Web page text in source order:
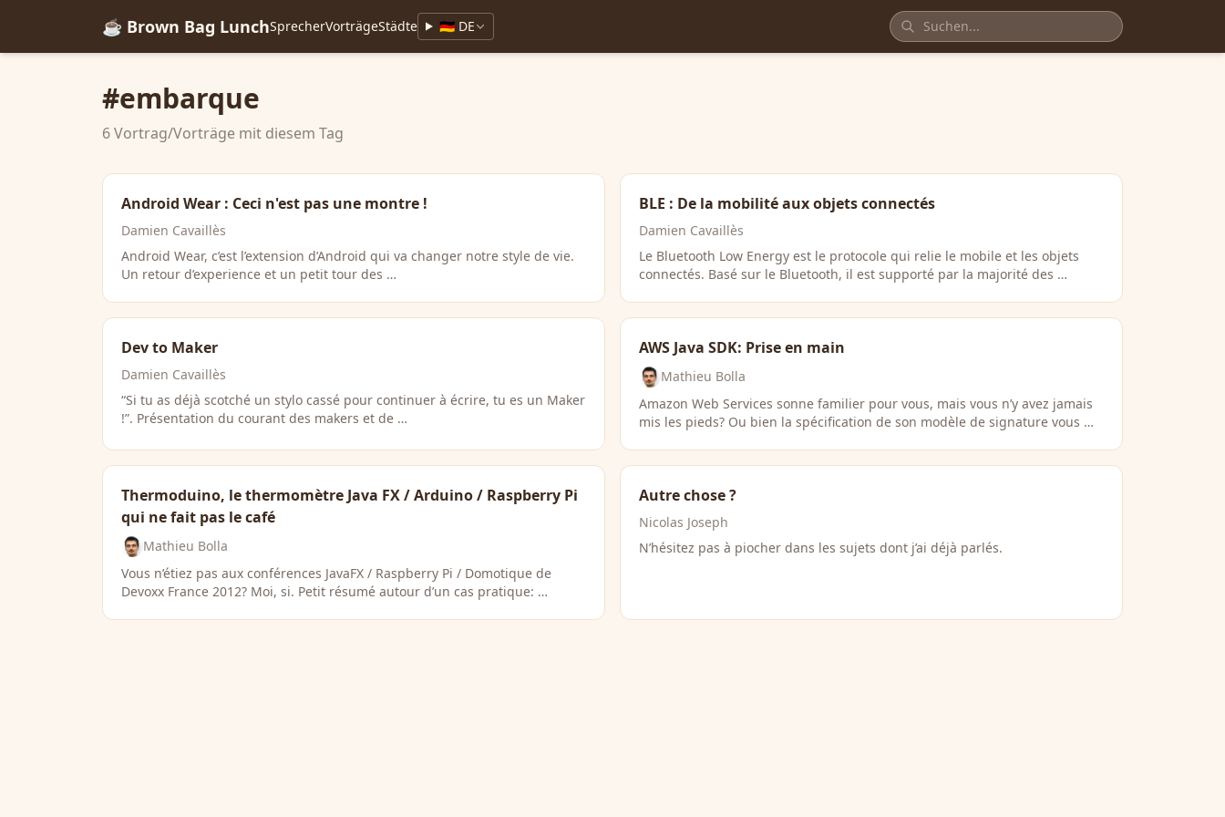
☕ Brown Bag LunchSprecherVorträgeStädte 🇩🇪 DE
#embarque
6 Vortrag/Vorträge mit diesem Tag
Android Wear : Ceci n'est pas une montre !
Damien Cavaillès
Android Wear, c’est l’extension d’Android qui va changer notre style de vie.
Un retour d’experience et un petit tour des …
BLE : De la mobilité aux objets connectés
Damien Cavaillès
Le Bluetooth Low Energy est le protocole qui relie le mobile et les objets
connectés. Basé sur le Bluetooth, il est supporté par la majorité des …
Dev to Maker
Damien Cavaillès
“Si tu as déjà scotché un stylo cassé pour continuer à écrire, tu es un Maker
!”. Présentation du courant des makers et de …
AWS Java SDK: Prise en main
Mathieu Bolla
Amazon Web Services sonne familier pour vous, mais vous n’y avez jamais
mis les pieds? Ou bien la spécification de son modèle de signature vous …
Thermoduino, le thermomètre Java FX / Arduino / Raspberry Pi
qui ne fait pas le café
Mathieu Bolla
Vous n’étiez pas aux conférences JavaFX / Raspberry Pi / Domotique de
Devoxx France 2012? Moi, si. Petit résumé autour d’un cas pratique: …
Autre chose ?
Nicolas Joseph
N’hésitez pas à piocher dans les sujets dont j’ai déjà parlés.